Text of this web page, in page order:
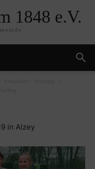
1848 e.V.
in Alzey